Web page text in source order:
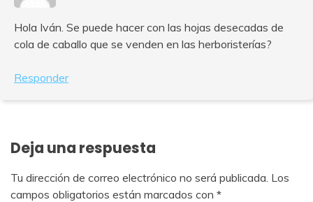
Hola Iván. Se puede hacer con las hojas desecadas de
cola de caballo que se venden en las herboristerías?
Responder
Deja una respuesta
Tu dirección de correo electrónico no será publicada. Los
campos obligatorios están marcados con *